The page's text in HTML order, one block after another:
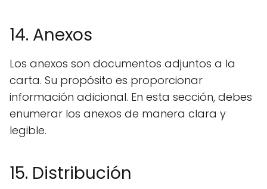
14. Anexos
Los anexos son documentos adjuntos a la
carta. Su propósito es proporcionar
información adicional. En esta sección, debes
enumerar los anexos de manera clara y
legible.
15. Distribución